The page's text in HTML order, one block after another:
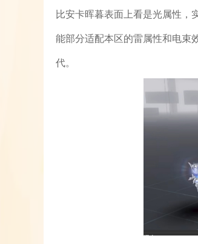
比安卡晖暮表面上看是光属性，
能部分适配本区的雷属性和电束
代。